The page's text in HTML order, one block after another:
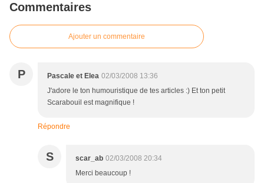
Commentaires
Ajouter un commentaire
P Pascale et Elea 02/03/2008 13:36
J'adore le ton humouristique de tes articles :) Et ton petit
Scarabouil est magnifique !
Répondre
S scar_ab 02/03/2008 20:34
Merci beaucoup !